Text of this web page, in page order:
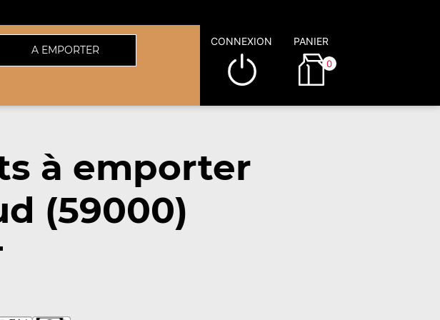
A EMPORTER
CONNEXION PANIER
0
à emporter
(59000)